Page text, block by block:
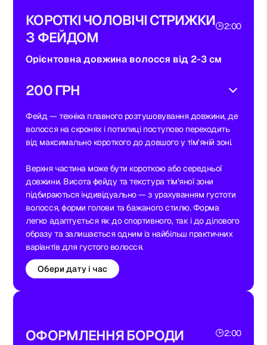
КОРОТКІ ЧОЛОВІЧІ СТРИЖКИ
З ФЕЙДОМ
2:00
Орієнтовна довжина волосся від 2-3 см
200 ГРН
Фейд — техніка плавного розтушовування довжини, де
волосся на скронях і потилиці поступово переходить
від максимально короткого до довшого у тім’яній зоні.
Верхня частина може бути короткою або середньої
довжини. Висота фейду та текстура тім’яної зони
підбираються індивідуально — з урахуванням густоти
волосся, форми голови та бажаного стилю. Форма
легко адаптується як до спортивного, так і до ділового
образу та залишається одним із найбільш практичних
варіантів для густого волосся.
Обери дату і час
ОФОРМЛЕННЯ БОРОДИ 2:00